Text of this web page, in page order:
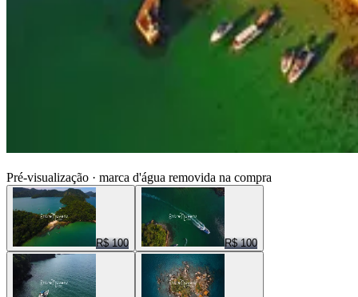
Pré-visualização · marca d'água removida na compra
R$ 100 R$ 100